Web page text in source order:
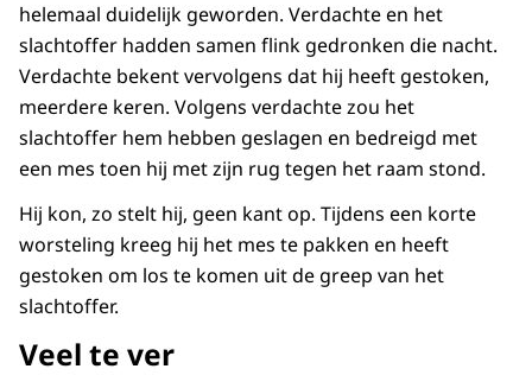
helemaal duidelijk geworden. Verdachte en het
slachtoffer hadden samen flink gedronken die nacht.
Verdachte bekent vervolgens dat hij heeft gestoken,
meerdere keren. Volgens verdachte zou het
slachtoffer hem hebben geslagen en bedreigd met
een mes toen hij met zijn rug tegen het raam stond.
Hij kon, zo stelt hij, geen kant op. Tijdens een korte
worsteling kreeg hij het mes te pakken en heeft
gestoken om los te komen uit de greep van het
slachtoffer.
Veel te ver